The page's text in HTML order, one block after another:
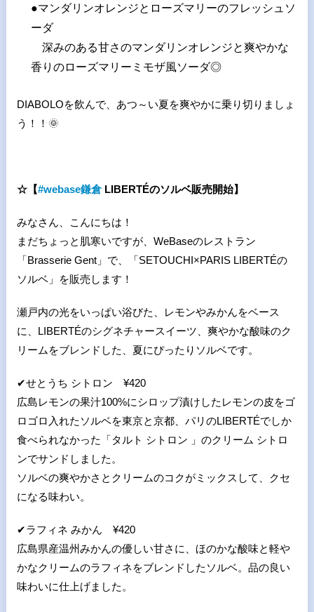
●マンダリンオレンジとローズマリーのフレッシュソ
ーダ
深みのある甘さのマンダリンオレンジと爽やかな
香りのローズマリーミモザ風ソーダ◎
DIABOLOを飲んで、あつ～い夏を爽やかに乗り切りましょ
う！！ 🌞
☆【#webase鎌倉LIBERTÉのソルベ販売開始】
みなさん、こんにちは！
まだちょっと肌寒いですが、WeBaseのレストラン
「Brasserie Gent」で、「SETOUCHI×PARIS LIBERTÉの
ソルベ」を販売します！
瀬戸内の光をいっぱい浴びた、レモンやみかんをベース
に、LIBERTÉのシグネチャースイーツ、爽やかな酸味のク
リームをブレンドした、夏にぴったりソルベです。
✔せとうち シトロン ¥420
広島レモンの果汁100%にシロップ漬けしたレモンの皮をゴ
ロゴロ入れたソルベを東京と京都、パリのLIBERTÉでしか
食べられなかった「タルト シトロン 」のクリーム シトロ
ンでサンドしました。
ソルベの爽やかさとクリームのコクがミックスして、クセ
になる味わい。
✔ラフィネ みかん ¥420
広島県産温州みかんの優しい甘さに、ほのかな酸味と軽や
かなクリームのラフィネをブレンドしたソルベ。品の良い
味わいに仕上げました。